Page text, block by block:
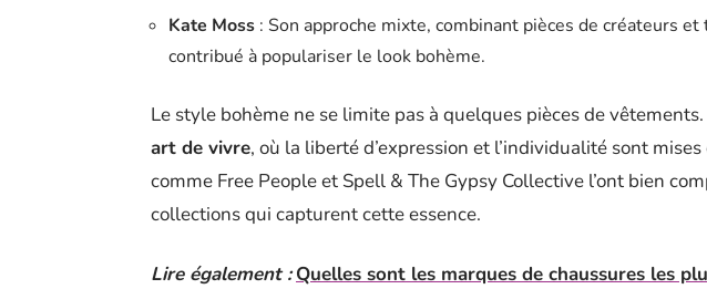
Kate Moss : Son approche mixte, combinant pièces de créateurs
contribué à populariser le look bohème.
Le style bohème ne se limite pas à quelques pièces de
art de vivre, où la liberté d’expression et l’individualité sont
comme Free People et Spell & The Gypsy Collective l’ont bien
collections qui capturent cette essence.
Lire également : Quelles sont les marques de chaussures les